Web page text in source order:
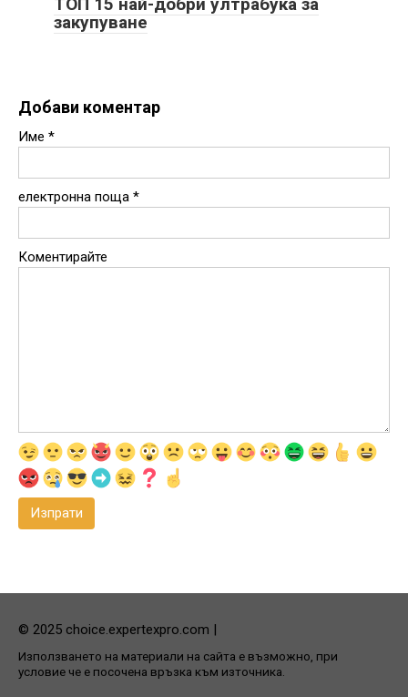
закупуване
Добави коментар
Име *
електронна поща *
Коментирайте
© 2025 choice.expertexpro.com |
Използването на материали на сайта е възможно, при
условие че е посочена връзка към източника.